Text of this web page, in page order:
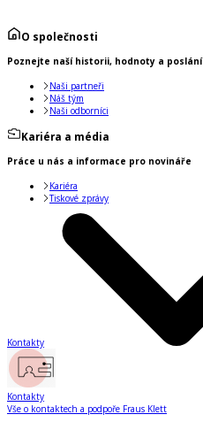
O společnosti
Poznejte naší historii, hodnoty a poslání
Naši partneři
Náš tým
Naši odborníci
Kariéra a média
Práce u nás a informace pro novináře
Kariéra
Tiskové zprávy
Kontakty
Kontakty
Vše o kontaktech a podpoře Fraus Klett